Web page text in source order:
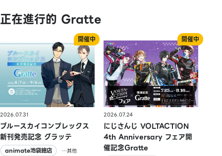
正在進行的 Gratte
2026.07.31
ブルースカイコンプレックス
新刊発売記念 グラッテ
animate池袋總店
…其他
2026.07.24
にじさんじ VOLTACTION
4th Anniversary フェア開
催記念Gratte